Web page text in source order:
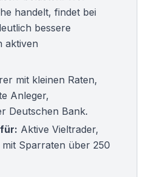
handelt, findet bei
bessere
aktiven
mit kleinen Raten,
Anleger,
Deutschen Bank.
Aktive Vieltrader,
Sparraten über 250